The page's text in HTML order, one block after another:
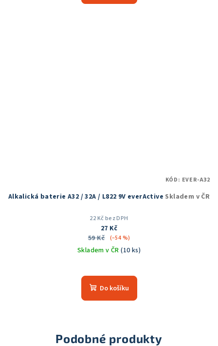
Alkalická baterie A32 / 32A / L822 9V everActive Skladem v ČR
22 Kč bez DPH
27 Kč
59 Kč
(–54 %)
Skladem v ČR(10 ks)
Do košíku
KÓD: EVER-A32
Podobné produkty